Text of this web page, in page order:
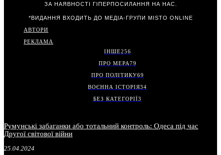
ЗА НАЯВНОСТІ ГІПЕРПОСИЛАННЯ НА НАС.
*ВИДАННЯ ВХОДИТЬ ДО МЕДІА-ГРУПИ MISTO ONLINE
АВТОРИ
РЕКЛАМА
ІНШЕ256
ПРО МЕРА79
ПРО ПОЛІТИКУ69
ВОЄННА ІСТОРІЯ34
БЕЗ КАТЕГОРІЇ3
Румунські забаганки або тотальний контроль: Одеса під час
Другої світової війни
25.04.2024